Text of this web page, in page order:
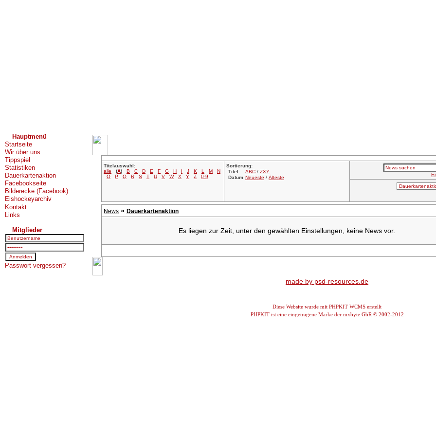
Hauptmenü
Startseite
Wir über uns
Tippspiel
Statistiken
Dauerkartenaktion
Facebookseite
Bilderecke (Facebook)
Eishockeyarchiv
Kontakt
Links
Mitglieder
Passwort vergessen?
Titelauswahl:
alle
(A) B C D E F G H I J K L M
N
O
P Q R S T U V W X Y Z 0-9
Sortierung:
Titel
ABC / ZXY
Datum Neueste / Älteste
News » Dauerkartenaktion
Es liegen zur Zeit, unter den gewählten Einstellungen, keine News vor.
made by psd-resources.de
Diese Website wurde mit PHPKIT WCMS erstellt
PHPKIT ist eine eingetragene Marke der mxbyte GbR © 2002-2012